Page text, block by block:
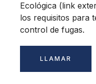
Ecológica (link
los requisitos para
control de fugas.
LLAMAR